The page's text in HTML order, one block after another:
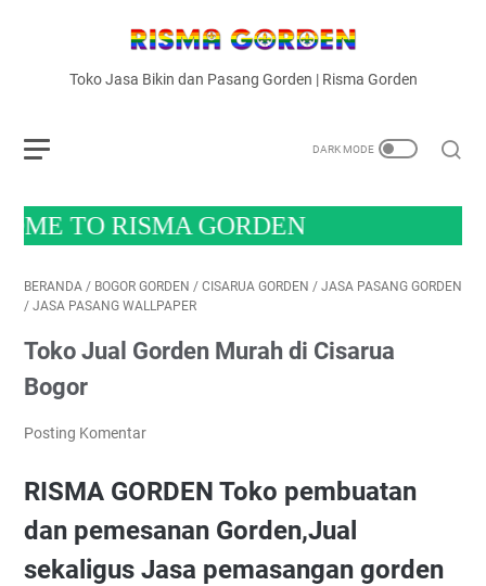
Toko Jasa Bikin dan Pasang Gorden | Risma Gorden
GORDEN
BERANDA / BOGOR GORDEN / CISARUA GORDEN / JASA PASANG GORDEN
/ JASA PASANG WALLPAPER
Toko Jual Gorden Murah di Cisarua
Bogor
Posting Komentar
RISMA GORDEN Toko pembuatan
dan pemesanan Gorden,Jual
sekaligus Jasa pemasangan gorden